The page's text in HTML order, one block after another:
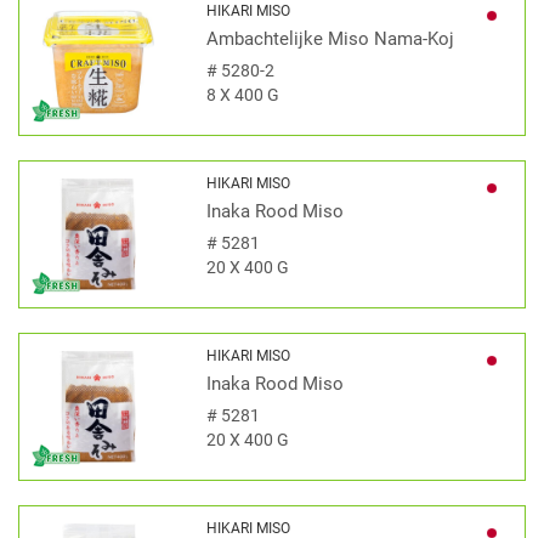
HIKARI MISO
Ambachtelijke Miso Nama-Koj
#5280-2
8 X 400 G
HIKARI MISO
Inaka Rood Miso
#5281
20 X 400 G
HIKARI MISO
Inaka Rood Miso
#5281
20 X 400 G
HIKARI MISO